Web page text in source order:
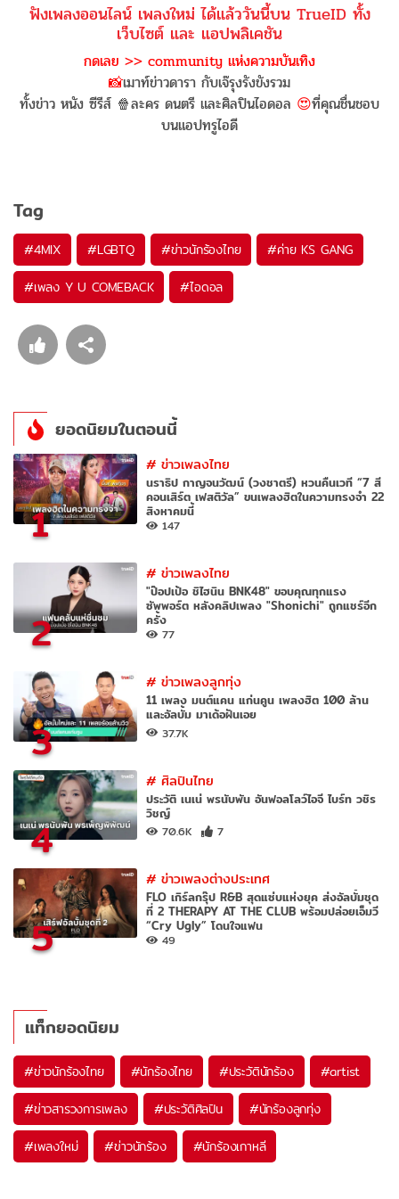
ฟังเพลงออนไลน์ เพลงใหม่ ได้แล้ววันนี้บน TrueID ทั้ง
เว็บไซต์ และ แอปพลิเคชัน
กดเลย >> community แห่งความบันเทิง
📸เมาท์ข่าวดารา กับเจ๊รุงรังขังรวม
ทั้งข่าว หนัง ซีรีส์ 🍿ละคร ดนตรี และศิลปินไอดอล 😍ที่คุณชื่นชอบ
บนแอปทรูไอดี
Tag
#4MIX #LGBTQ #ข่าวนักร้องไทย #ค่าย KS GANG
#เพลง Y U COMEBACK #ไอดอล
ยอดนิยมในตอนนี้
1
#ข่าวเพลงไทย
นราธิป กาญจนวัฒน์ (วงชาตรี) หวนคืนเวที “7 สี
คอนเสิร์ต เฟสติวัล” ขนเพลงฮิตในความทรงจำ 22
สิงหาคมนี้
147
2
#ข่าวเพลงไทย
"ป๊อปเป้อ ชิไฮนิน BNK48" ขอบคุณทุกแรง
ซัพพอร์ต หลังคลิปเพลง "Shonichi" ถูกแชร์อีก
ครั้ง
77
3
#ข่าวเพลงลูกทุ่ง
11 เพลง มนต์แคน แก่นคูน เพลงฮิต 100 ล้าน
และอัลบั้ม มาเด้อฝันเอย
37.7K
4
#ศิลปินไทย
ประวัติ เนเน่ พรนับพัน อันฟอลโลว์ไอจี ไบร์ท วชิร
วิชญ์
70.6K 7
5
#ข่าวเพลงต่างประเทศ
FLO เกิร์ลกรุ๊ป R&B สุดแซ่บแห่งยุค ส่งอัลบั้มชุด
ที่ 2 THERAPY AT THE CLUB พร้อมปล่อยเอ็มวี
“Cry Ugly” โดนใจแฟน
49
แท็กยอดนิยม
#ข่าวนักร้องไทย #นักร้องไทย #ประวัตินักร้อง #artist
#ข่าวสารวงการเพลง #ประวัติศิลปิน #นักร้องลูกทุ่ง
#เพลงใหม่ #ข่าวนักร้อง #นักร้องเกาหลี